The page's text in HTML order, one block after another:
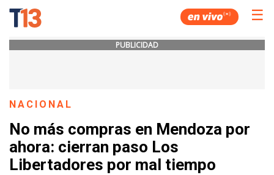
☰
PUBLICIDAD
NACIONAL
No más compras en Mendoza por
ahora: cierran paso Los
Libertadores por mal tiempo